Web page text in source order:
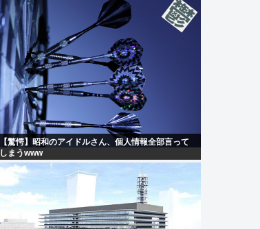
【驚愕】昭和のアイドルさん、個人情報全部言って
しまうwww